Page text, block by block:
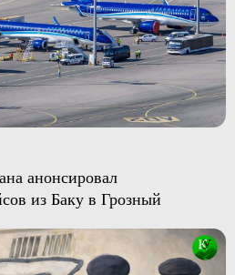
анонсировал
из Баку в Грозный